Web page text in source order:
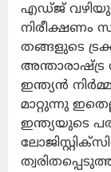
എഡ്ജ്
നിരീക്ഷണം
തങ്ങളുടെ
ഇന്ത്യന്‍
മാറ്റുന്നു
ഇന്ത്യയുടെ